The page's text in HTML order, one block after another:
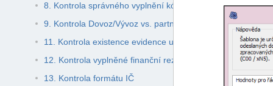
8. Kontrola správného vyplnění kódů nakládání a
9. Kontrola Dovoz/Vývoz vs. partner = zahraniční subjekt
11. Kontrola existence evidence u Občana bez IČ
12. Kontrola vyplněné finanční rezervy v případě
13. Kontrola formátu IČ